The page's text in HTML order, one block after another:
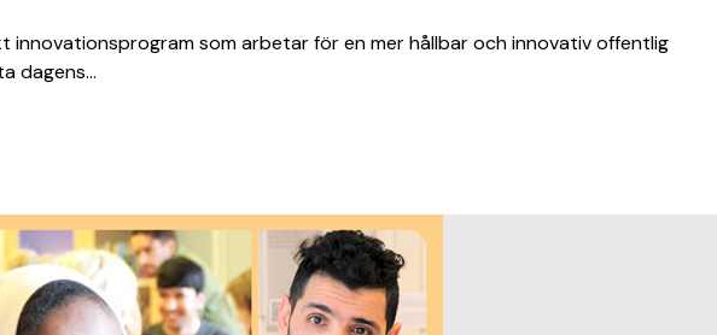
innovationsprogram som arbetar för en mer hållbar och innovativ offentlig
dagens…